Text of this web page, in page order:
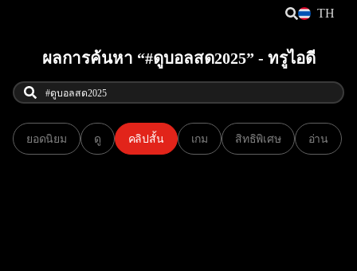
TH
ผลการค้นหา “#ดูบอลสด2025” - ทรูไอดี
ยอดนิยม ดู คลิปสั้น เกม สิทธิพิเศษ อ่าน